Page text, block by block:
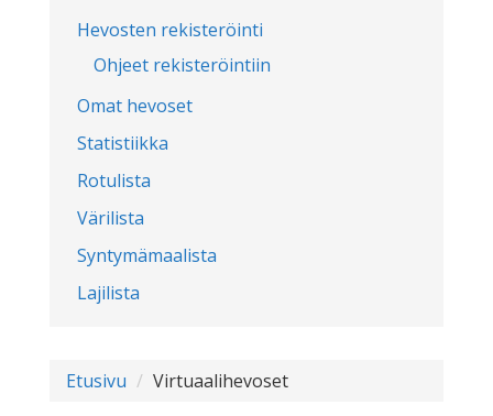
Hevosten rekisteröinti
Ohjeet rekisteröintiin
Omat hevoset
Statistiikka
Rotulista
Värilista
Syntymämaalista
Lajilista
Etusivu Virtuaalihevoset